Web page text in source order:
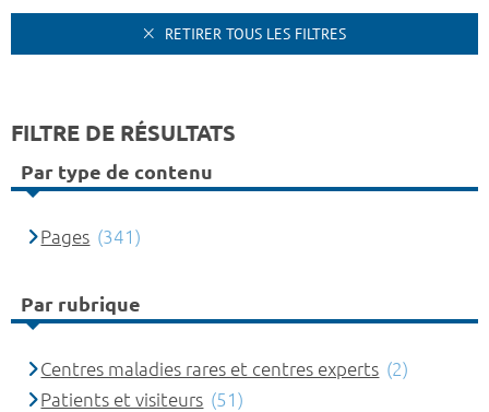
RETIRER TOUS LES FILTRES
FILTRE DE RÉSULTATS
Par type de contenu
Pages (341)
Par rubrique
Centres maladies rares et centres experts (2)
Patients et visiteurs (51)